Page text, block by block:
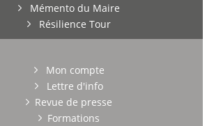
Mémento du Maire
Résilience Tour
Mon compte
Lettre d'info
Revue de presse
Formations